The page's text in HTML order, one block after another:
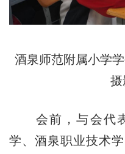
酒泉师范附属小学
摄
会前，与会代表
学、酒泉职业技术